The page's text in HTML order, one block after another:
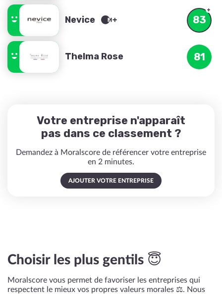
Nevice 83
Thelma Rose 81
Votre entreprise n'apparaît
pas dans ce classement ?
Demandez à Moralscore de référencer votre entreprise
en 2 minutes.
AJOUTER VOTRE ENTREPRISE
Choisir les plus gentils 😇
Moralscore vous permet de favoriser les entreprises qui
respectent le mieux vos propres valeurs morales ⚖️. Nous